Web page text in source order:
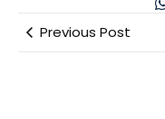
Previous Post